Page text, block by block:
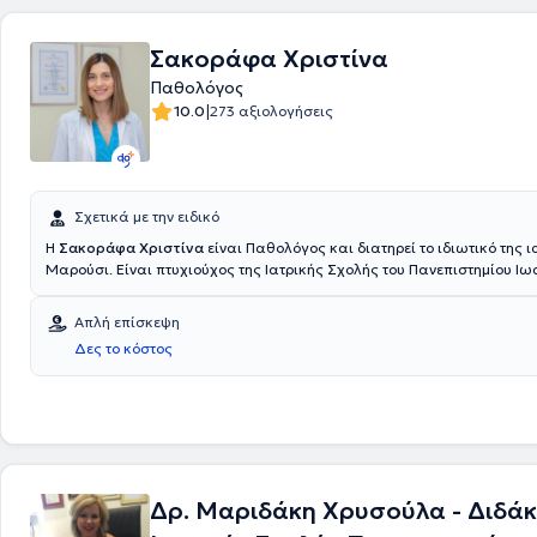
Σακοράφα Χριστίνα
Παθολόγος
10.0|273 αξιολογήσεις
Σχετικά με την ειδικό
Η Σακοράφα Χριστίνα είναι Παθολόγος και διατηρεί το ιδιωτικό της
Μαρούσι. Είναι πτυχιούχος της Ιατρικής Σχολής του Πανεπιστημίου
διατελέσει Παθολόγος στο Κέντρο Υγείας Αμαρουσίου.Το 2023
επιμελήτρια B' στο THERAPIS GENERAL HOSPITAL .Από το 2024 εργάζεται ως
Επιμελητρία στην Ε΄ Παθολογική κλινική του ΕΡΡΙΚΟΣ ΝΤΥΝΑΝ.
Απλή επίσκεψη
Δες το κόστος
Δρ. Μαριδάκη Χρυσούλα -